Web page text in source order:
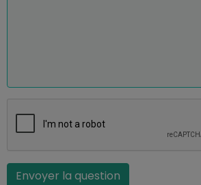
Envoyer la question